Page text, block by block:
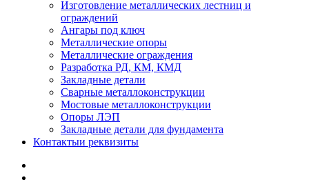
Изготовление металлических лестниц и
ограждений
Ангары под ключ
Металлические опоры
Металлические ограждения
Разработка РД, КМ, КМД
Закладные детали
Сварные металлоконструкции
Мостовые металлоконструкции
Опоры ЛЭП
Закладные детали для фундамента
Контактыи реквизиты